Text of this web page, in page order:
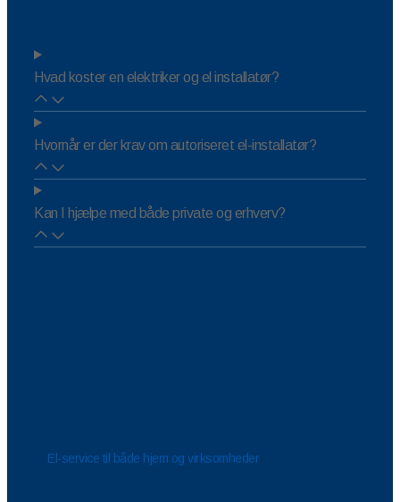
Hvad koster en elektriker og el installatør?
Hvornår er der krav om autoriseret el-installatør?
Kan I hjælpe med både private og erhverv?
El-service til både hjem og virksomheder